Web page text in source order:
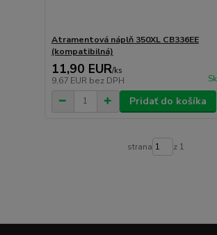
Atramentová náplň 350XL CB336EE
(kompatibilná)
11,90 EUR/ks
9,67 EUR bez DPH
Pridať do košíka
strana z 1